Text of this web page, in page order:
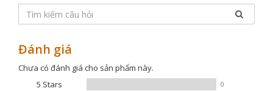
Đánh giá
Chưa có đánh giá cho sản phẩm này.
5 Stars
0